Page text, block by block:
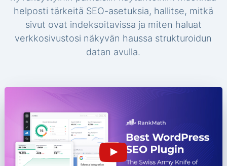
helposti tärkeitä SEO-asetuksia, hallitse, mitkä
sivut ovat indeksoitavissa ja miten haluat
verkkosivustosi näkyvän haussa strukturoidun
datan avulla.